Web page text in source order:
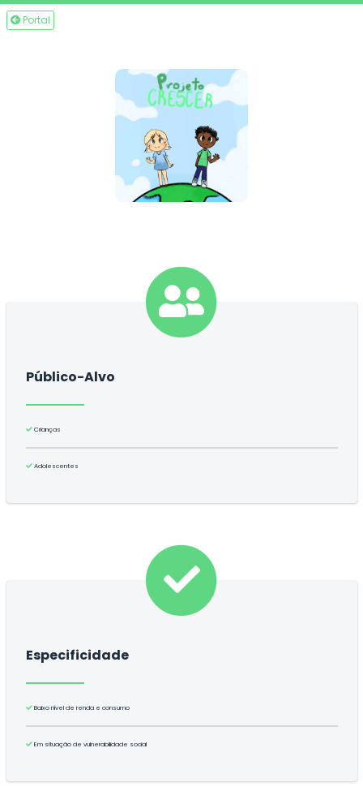
Portal
Público-Alvo
Crianças
Adolescentes
Especificidade
Baixo nível de renda e consumo
Em situação de vulnerabilidade social